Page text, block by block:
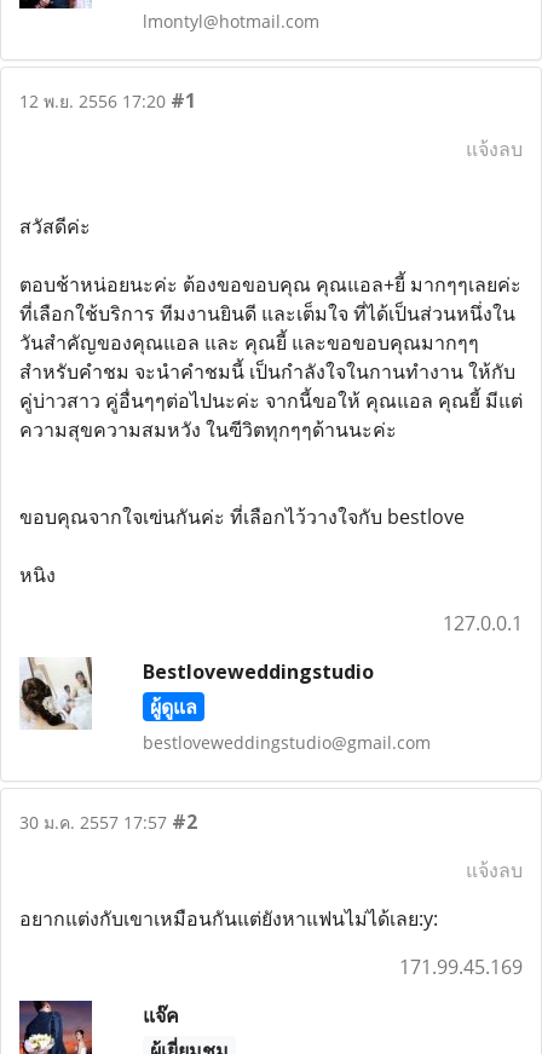
lmontyl@hotmail.com
12 พ.ย. 2556 17:20 #1
แจ้งลบ
สวัสดีค่ะ
ตอบช้าหน่อยนะค่ะ ต้องขอขอบคุณ คุณแอล+ยี้ มากๆๆเลยค่ะ
ที่เลือกใช้บริการ ทีมงานยินดี และเต็มใจ ที่ได้เป็นส่วนหนึ่งใน
วันสำคัญของคุณแอล และ คุณยี้ และขอขอบคุณมากๆๆ
สำหรับคำชม จะนำคำชมนี้ เป็นกำลังใจในกานทำงาน ให้กับ
คู่บ่าวสาว คู่อื่นๆๆต่อไปนะค่ะ จากนี้ขอให้ คุณแอล คุณยี้ มีแต่
ความสุขความสมหวัง ในฃีวิตทุกๆๆด้านนะค่ะ
ขอบคุณจากใจเฃ่นกันค่ะ ที่เลือกไว้วางใจกับ bestlove
หนิง
127.0.0.1
Bestloveweddingstudio
ผู้ดูแล
bestloveweddingstudio@gmail.com
30 ม.ค. 2557 17:57 #2
แจ้งลบ
อยากแต่งกับเขาเหมือนกันแต่ยังหาแฟนไม่ได้เลย:y:
171.99.45.169
แจ๊ค